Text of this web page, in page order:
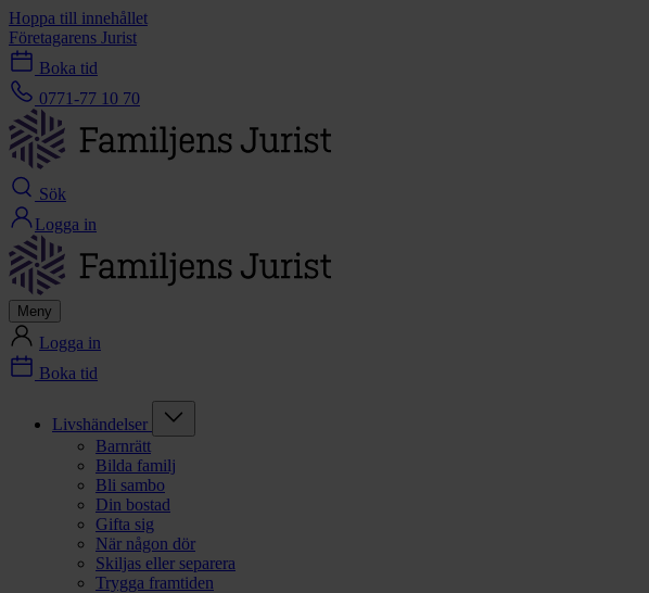
Hoppa till innehållet
Företagarens Jurist
Boka tid
0771-77 10 70
Sök
Logga in
Meny
Logga in
Boka tid
Livshändelser
Barnrätt
Bilda familj
Bli sambo
Din bostad
Gifta sig
När någon dör
Skiljas eller separera
Trygga framtiden